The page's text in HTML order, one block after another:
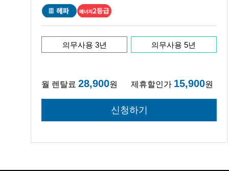
의무사용 3년 의무사용 5년
월 렌탈료 28,900원 제휴할인가 15,900원